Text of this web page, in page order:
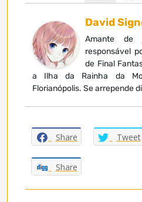
David
Amante de
responsável
de Final
a Ilha da Rainha da
Florianópolis. Se arrepende
Share Tweet
Share